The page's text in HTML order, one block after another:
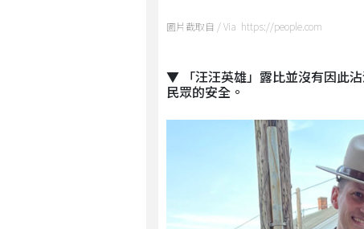
圖片截取自 / Via https://people.com
▼ 「汪汪英雄」露比並沒有因此
民眾的安全。